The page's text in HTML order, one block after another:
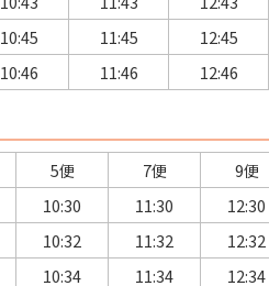
10:45 11:45 12:45
10:46 11:46 12:46
5便 7便 9便
10:30 11:30 12:30
10:32 11:32 12:32
10:34 11:34 12:34